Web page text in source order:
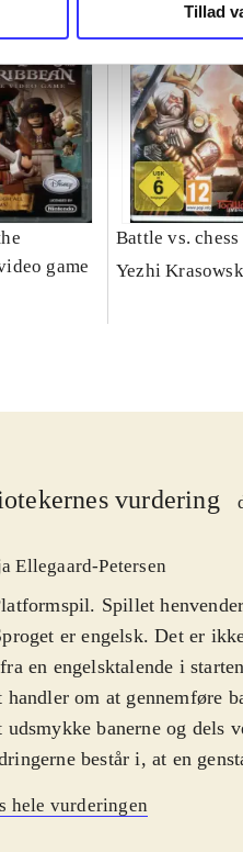
Tillad
game
Battle vs. chess
Yezhi
vurdering
Ellegaard-Petersen
Spillet
er engelsk. Det er
en engelsktalende i
handler om at gennemføre
udsmykke banerne og dels
består i, at en
steder. Grafikken er i
hele vurderingen